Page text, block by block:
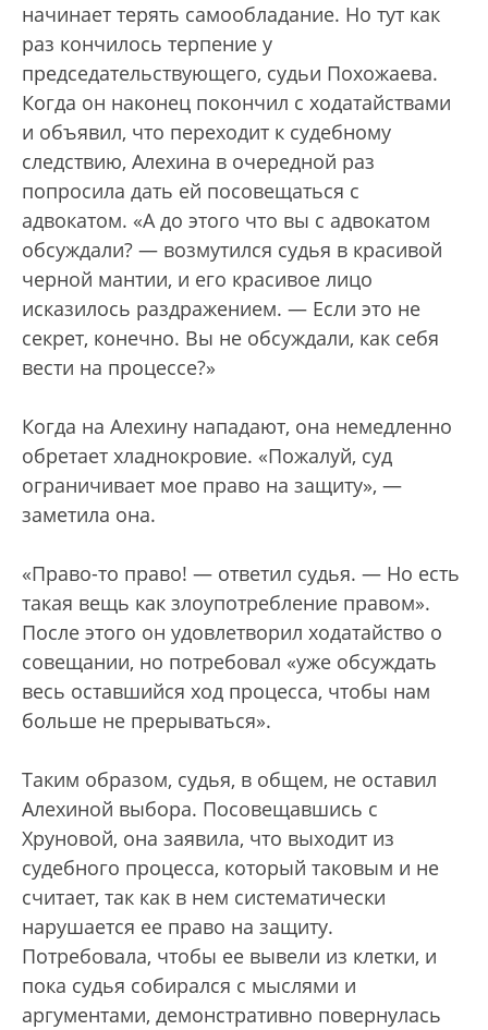
начинает терять самообладание. Но тут как
раз кончилось терпение у
председательствующего, судьи Похожаева.
Когда он наконец покончил с ходатайствами
и объявил, что переходит к судебному
следствию, Алехина в очередной раз
попросила дать ей посовещаться с
адвокатом. «А до этого что вы с адвокатом
обсуждали? — возмутился судья в красивой
черной мантии, и его красивое лицо
исказилось раздражением. — Если это не
секрет, конечно. Вы не обсуждали, как себя
вести на процессе?»
Когда на Алехину нападают, она немедленно
обретает хладнокровие. «Пожалуй, суд
ограничивает мое право на защиту», —
заметила она.
«Право-то право! — ответил судья. — Но есть
такая вещь как злоупотребление правом».
После этого он удовлетворил ходатайство о
совещании, но потребовал «уже обсуждать
весь оставшийся ход процесса, чтобы нам
больше не прерываться».
Таким образом, судья, в общем, не оставил
Алехиной выбора. Посовещавшись с
Хруновой, она заявила, что выходит из
судебного процесса, который таковым и не
считает, так как в нем систематически
нарушается ее право на защиту.
Потребовала, чтобы ее вывели из клетки, и
пока судья собирался с мыслями и
аргументами, демонстративно повернулась